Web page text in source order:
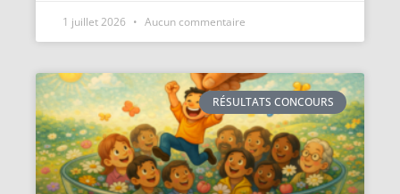
1 juillet 2026 Aucun commentaire
RÉSULTATS CONCOURS